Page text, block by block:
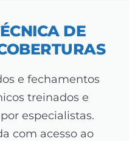
DE
e fechamentos
treinados e
especialistas.
com acesso ao